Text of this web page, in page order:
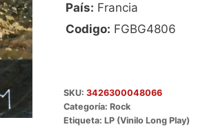
País: Francia
Codigo: FGBG4806
SKU: 3426300048066
Categoría: Rock
Etiqueta: LP (Vinilo Long Play)